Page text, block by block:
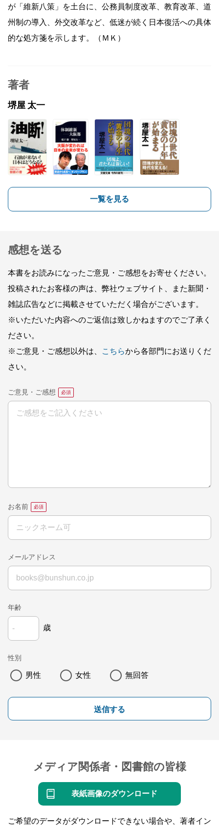
が「維新八策」を土台に、公務員制度改革、教育改革、道
州制の導入、外交改革など、低迷が続く日本復活への具体
的な処方箋を示します。（ＭＫ）
著者
堺屋 太一
一覧を見る
感想を送る
本書をお読みになったご意見・ご感想をお寄せください。
投稿されたお客様の声は、弊社ウェブサイト、また新聞・
雑誌広告などに掲載させていただく場合がございます。
※いただいた内容へのご返信は致しかねますのでご了承く
ださい。
※ご意見・ご感想以外は、
こちらから各部門にお送りくだ
さい。
ご意見・ご感想
お名前
メールアドレス
年齢
歳
性別
男性 女性 無回答
送信する
メディア関係者・図書館の皆様
表紙画像のダウンロード
ご希望のデータがダウンロードできない場合や、著者イン